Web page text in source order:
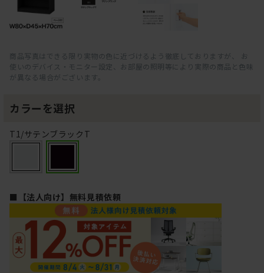
商品写真はできる限り実物の色に近づけるよう徹底しておりますが、 お
使いのデバイス・モニター設定、お部屋の照明等により実際の商品と色味
が異なる場合がございます。
カラーを選択
T1/サテンブラックT
■【法人向け】無料見積依頼